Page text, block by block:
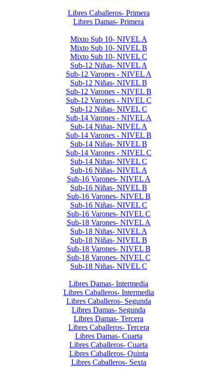
Libres Caballeros- Primera
Libres Damas- Primera
Mixto Sub 10- NIVEL A
Mixto Sub 10- NIVEL B
Mixto Sub 10- NIVEL C
Sub-12 Niñas- NIVEL A
Sub-12 Varones - NIVEL A
Sub-12 Niñas- NIVEL B
Sub-12 Varones - NIVEL B
Sub-12 Varones - NIVEL C
Sub-12 Niñas- NIVEL C
Sub-14 Varones - NIVEL A
Sub-14 Niñas- NIVEL A
Sub-14 Varones - NIVEL B
Sub-14 Niñas- NIVEL B
Sub-14 Varones - NIVEL C
Sub-14 Niñas- NIVEL C
Sub-16 Niñas- NIVEL A
Sub-16 Varones- NIVEL A
Sub-16 Niñas- NIVEL B
Sub-16 Varones- NIVEL B
Sub-16 Niñas- NIVEL C
Sub-16 Varones- NIVEL C
Sub-18 Varones- NIVEL A
Sub-18 Niñas- NIVEL A
Sub-18 Niñas- NIVEL B
Sub-18 Varones- NIVEL B
Sub-18 Varones- NIVEL C
Sub-18 Niñas- NIVEL C
Libres Damas- Intermedia
Libres Caballeros- Intermedia
Libres Caballeros- Segunda
Libres Damas- Segunda
Libres Damas- Tercera
Libres Caballeros- Tercera
Libres Damas- Cuarta
Libres Caballeros- Cuarta
Libres Caballeros- Quinta
Libres Caballeros- Sexta